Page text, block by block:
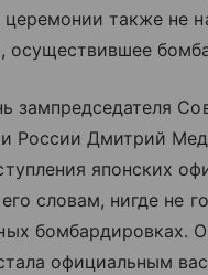
также не
осуществившее
зампредседателя
России Дмитрий
японских
словам, нигде не
бомбардировках.
официальным